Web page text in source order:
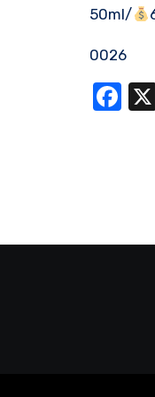
50ml/
0026